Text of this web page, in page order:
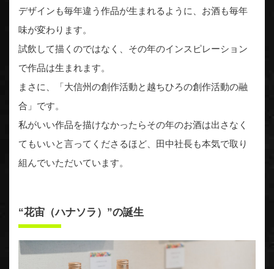
デザインも毎年違う作品が生まれるように、お酒も毎年
味が変わります。
試飲して描くのではなく、その年のインスピレーション
で作品は生まれます。
まさに、「大信州の創作活動と越ちひろの創作活動の融
合」です。
私がいい作品を描けなかったらその年のお酒は出さなく
てもいいと言ってくださるほど、田中社長も本気で取り
組んでいただいています。
“花宙（ハナソラ）”の誕生